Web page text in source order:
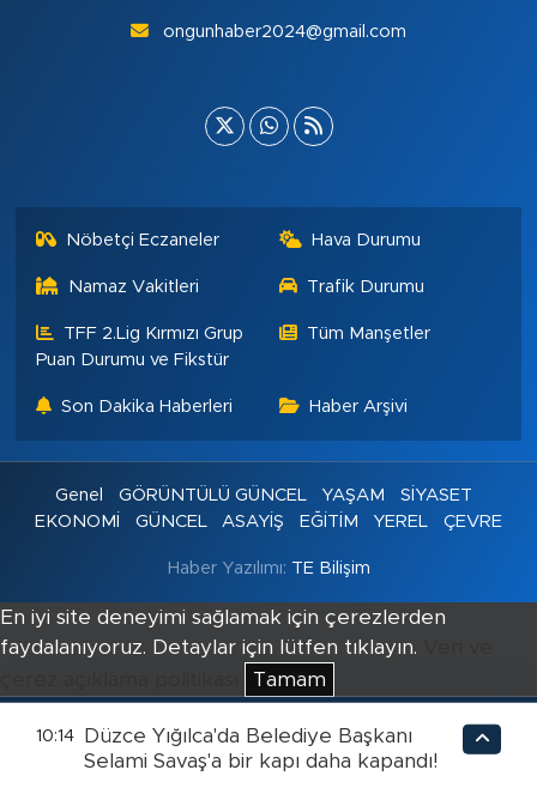
ongunhaber2024@gmail.com
Nöbetçi Eczaneler Hava Durumu
Namaz Vakitleri Trafik Durumu
TFF 2.Lig Kırmızı Grup
Puan Durumu ve Fikstür
Tüm Manşetler
Son Dakika Haberleri Haber Arşivi
Genel GÖRÜNTÜLÜ GÜNCEL YAŞAM
SİYASET
EKONOMİ
GÜNCEL ASAYİŞ EĞİTİM YEREL ÇEVRE
Haber Yazılımı: TE Bilişim
En iyi site deneyimi sağlamak için çerezlerden
faydalanıyoruz. Detaylar için lütfen tıklayın.
Tamam
10:14
Düzce Yığılca'da Belediye Başkanı
Selami Savaş'a bir kapı daha kapandı!